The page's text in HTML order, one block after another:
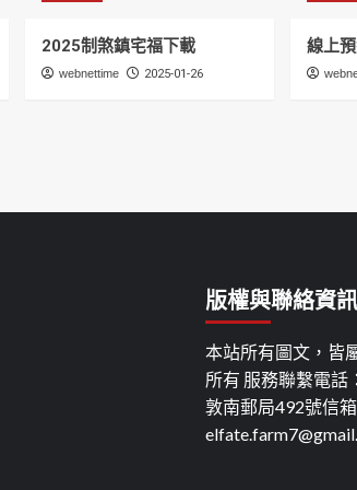
2025制煞鎮宅福下載
webnettime 2025-01-26
線上
版權與聯絡資訊
本站所有圖文，皆
所有 服務聯繫電話
敦南郵局492號信